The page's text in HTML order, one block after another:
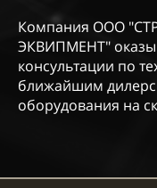
Компания ООО
ЭКВИПМЕНТ"
консультации по
ближайшим
оборудования на